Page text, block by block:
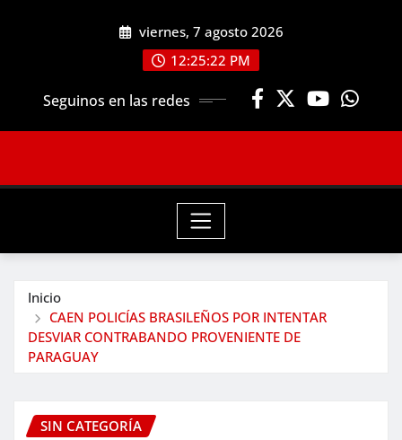
viernes, 7 agosto 2026
12:25:24 PM
Seguinos en las redes
Inicio
CAEN POLICÍAS BRASILEÑOS POR INTENTAR
DESVIAR CONTRABANDO PROVENIENTE DE
PARAGUAY
SIN CATEGORÍA